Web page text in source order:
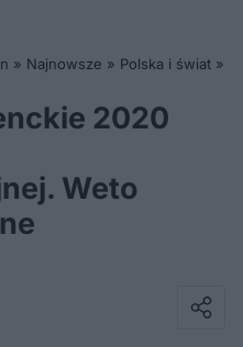
» Najnowsze » Polska i świat »
2020
Weto